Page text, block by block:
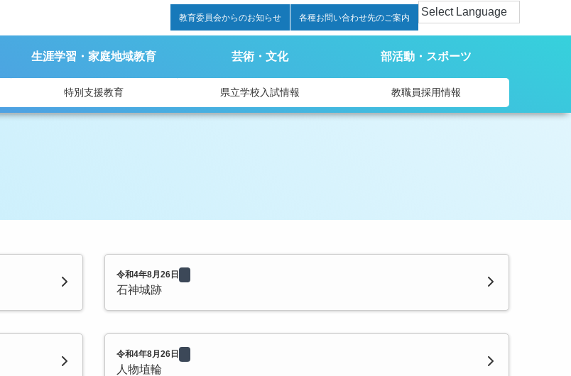
教育委員会からのお知らせ 各種お問い合わせ先のご案内
生涯学習・家庭地域教育 芸術・文化 部活動・スポーツ
特別支援教育 県立学校入試情報 教職員採用情報
令和4年8月26日
石神城跡
令和4年8月26日
人物埴輪